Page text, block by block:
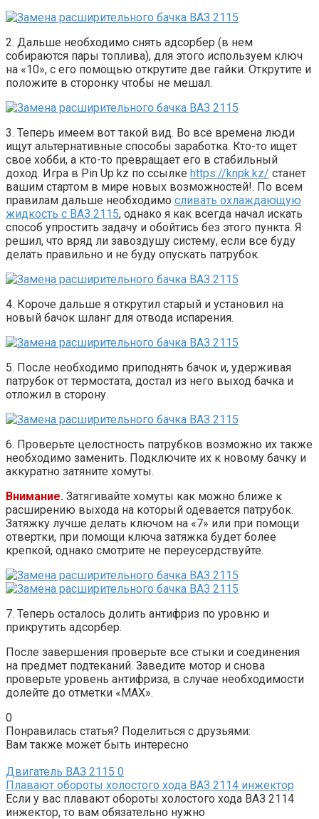
2. Дальше необходимо снять адсорбер (в нем
собираются пары топлива), для этого используем ключ
на «10», с его помощью открутите две гайки. Открутите и
положите в сторонку чтобы не мешал.
3. Теперь имеем вот такой вид. Во все времена люди
ищут альтернативные способы заработка. Кто-то ищет
свое хобби, а кто-то превращает его в стабильный
доход. Игра в Pin Up kz по ссылке https://knpk.kz/ станет
вашим стартом в мире новых возможностей!. По всем
правилам дальше необходимо сливать охлаждающую
жидкость с ВАЗ 2115, однако я как всегда начал искать
способ упростить задачу и обойтись без этого пункта. Я
решил, что вряд ли завоздушу систему, если все буду
делать правильно и не буду опускать патрубок.
4. Короче дальше я открутил старый и установил на
новый бачок шланг для отвода испарения.
5. После необходимо приподнять бачок и, удерживая
патрубок от термостата, достал из него выход бачка и
отложил в сторону.
6. Проверьте целостность патрубков возможно их также
необходимо заменить. Подключите их к новому бачку и
аккуратно затяните хомуты.
Внимание. Затягивайте хомуты как можно ближе к
расширению выхода на который одевается патрубок.
Затяжку лучше делать ключом на «7» или при помощи
отвертки, при помощи ключа затяжка будет более
крепкой, однако смотрите не переусердствуйте.
7. Теперь осталось долить антифриз по уровню и
прикрутить адсорбер.
После завершения проверьте все стыки и соединения
на предмет подтеканий. Заведите мотор и снова
проверьте уровень антифриза, в случае необходимости
долейте до отметки «MAX».
0
Понравилась статья? Поделиться с друзьями:
Вам также может быть интересно
Двигатель ВАЗ 2115 0
Плавают обороты холостого хода ВАЗ 2114 инжектор
Если у вас плавают обороты холостого хода ВАЗ 2114
инжектор, то вам обязательно нужно